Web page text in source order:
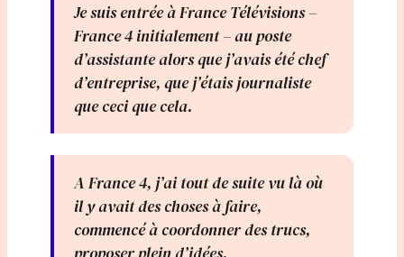
Je suis entrée à France Télévisions –
France 4 initialement – au poste
d’assistante alors que j’avais été chef
d’entreprise, que j’étais journaliste
que ceci que cela.
A France 4, j’ai tout de suite vu là où
il y avait des choses à faire,
commencé à coordonner des trucs,